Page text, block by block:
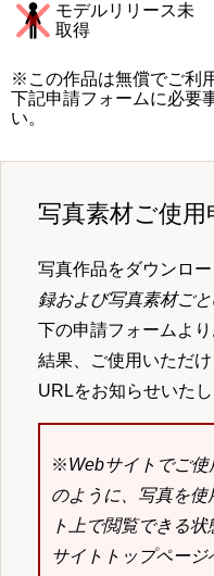
モデルリリース未
取得
※この作品は無償でご利
下記申請フォームに必要
い。
写真素材ご使
写真作品をダウンロ
録および写真素材ご
下の申請フォームよ
結果、ご使用いただ
URLをお知らせいたし
※Webサイトでご
のように、写真を
ト上で閲覧できる
サイトトップペー